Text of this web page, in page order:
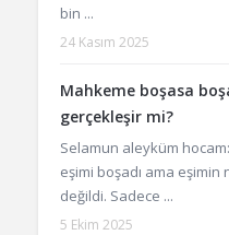
bin ...
24 Kasım 2025
Mahkeme boşasa
gerçekleşir mi?
Selamun aleyküm
eşimi boşadı ama
değildi. Sadece ...
5 Ekim 2025